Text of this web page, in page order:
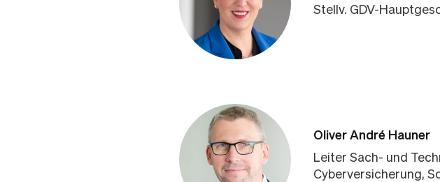
Stellv. GDV-
Oliver André Hauner
Leiter Sach- und
Cyberversicherung,